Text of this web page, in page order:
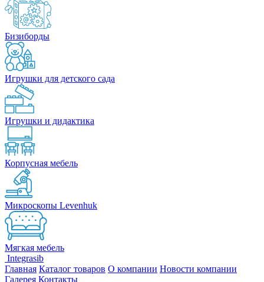
Бизиборды
Игрушки для детского сада
Игрушки и дидактика
Корпусная мебель
Микроскопы Levenhuk
Мягкая мебель
Integrasib
Главная Каталог товаров О компании Новости компании
Галерея Контакты